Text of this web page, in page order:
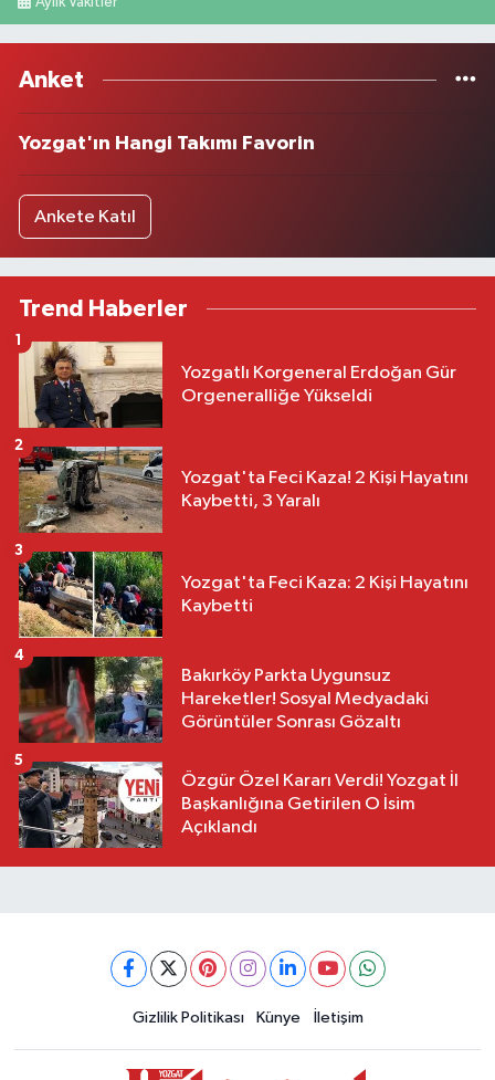
Anket
Yozgat'ın Hangi Takımı Favorin
Ankete Katıl
Trend Haberler
Yozgatlı Korgeneral Erdoğan Gür
Orgeneralliğe Yükseldi
1
Yozgat'ta Feci Kaza! 2 Kişi Hayatını
Kaybetti, 3 Yaralı
2
Yozgat'ta Feci Kaza: 2 Kişi Hayatını
Kaybetti
3
Bakırköy Parkta Uygunsuz
Hareketler! Sosyal Medyadaki
Görüntüler Sonrası Gözaltı
4
Özgür Özel Kararı Verdi! Yozgat İl
Başkanlığına Getirilen O İsim
Açıklandı
5
Gizlilik Politikası Künye İletişim